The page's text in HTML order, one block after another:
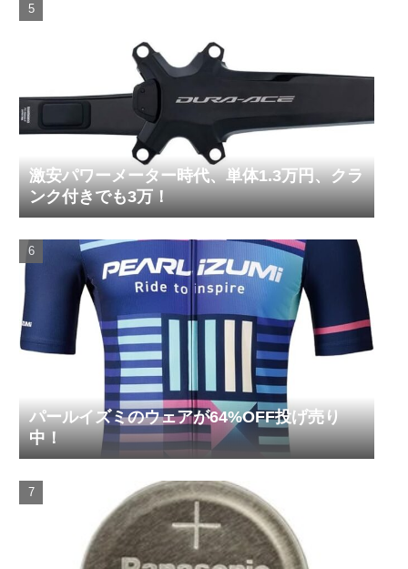
激安パワーメーター時代、単体1.3万円、クラ
ンク付きでも3万！
パールイズミのウェアが64%OFF投げ売り
中！